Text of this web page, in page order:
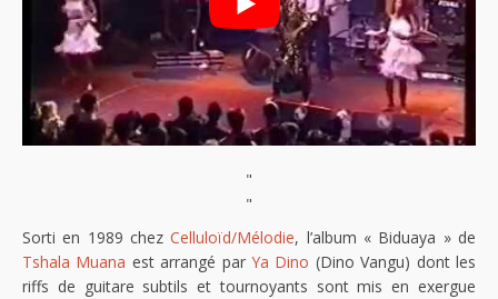
"
"
Sorti en 1989 chezCelluloïd/Mélodie, l’album « Biduaya » de
Tshala Muana est arrangé parYa Dino (Dino Vangu) dont les
riffs de guitare subtils et tournoyants sont mis en exergue